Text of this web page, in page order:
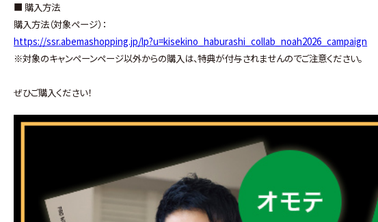
■ 購入方法
購入方法（対象ページ）：
https://ssr.abemashopping.jp/lp?u=kisekino_haburashi_collab_noah2026_campaign
※対象のキャンペーンページ以外からの購入は、特典が付与されませんのでご注意ください。
ぜひご購入ください！